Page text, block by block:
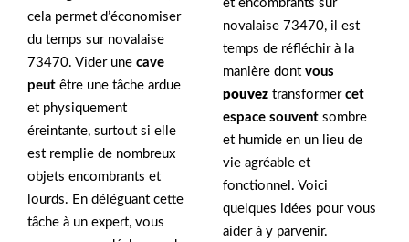
cela permet d’économiser
du temps sur novalaise
73470. Vider une cave
peut être une tâche ardue
et physiquement
éreintante, surtout si elle
est remplie de nombreux
objets encombrants et
lourds. En déléguant cette
tâche à un expert, vous
et encombrants sur
novalaise 73470, il est
temps de réfléchir à la
manière dont vous
pouvez transformer cet
espace souvent sombre
et humide en un lieu de
vie agréable et
fonctionnel. Voici
quelques idées pour vous
aider à y parvenir.